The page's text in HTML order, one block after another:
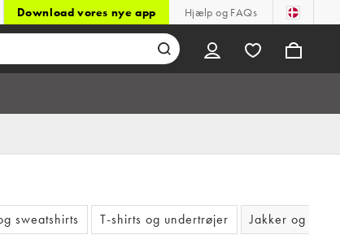
Download vores nye app Hjælp og FAQs
sweatshirts T-shirts og undertrøjer Jakker og